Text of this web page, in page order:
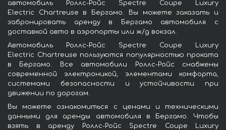
автомобиль Роллс-Ройс Spectre Coupe Luxury
Electric Chartreuse в Бергамо. Вы можете заказать и
забронировать аренду в Бергамо автомобиля с
доставкой авто в аэропорты или ж/д вокзал.
Автомобиль Роллс-Ройс Spectre Coupe Luxury
Electric Chartreuse пользуются популярностью проката
в Бергамо. Все автомобили Роллс-Ройс снабжены
современной электроникой, элементами комфорта,
системами безопасности и устойчивости при
движении по дорогам.
Вы можете ознакомиться с ценами и техническими
данными для аренды автомобиля в Бергамо. Чтобы
взять в аренду Роллс-Ройс Spectre Coupe Luxury